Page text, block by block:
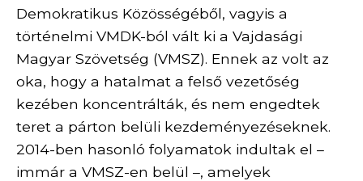
Demokratikus Közösségéből, vagyis a
történelmi VMDK-ból vált ki a Vajdasági
Magyar Szövetség (VMSZ). Ennek az volt az
oka, hogy a hatalmat a felső vezetőség
kezében koncentrálták, és nem engedtek
teret a párton belüli kezdeményezéseknek.
2014-ben hasonló folyamatok indultak el –
immár a VMSZ-en belül –, amelyek